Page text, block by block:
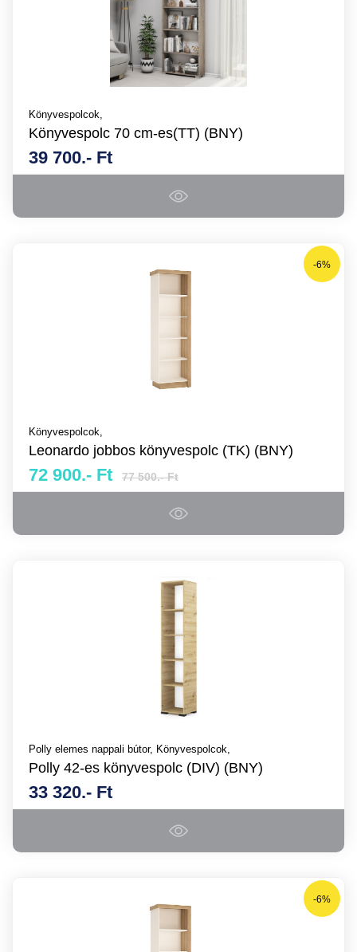
Könyvespolcok,
Könyvespolc 70 cm-es(TT) (BNY)
39 700.- Ft
-6%
Könyvespolcok,
Leonardo jobbos könyvespolc (TK) (BNY)
72 900.- Ft 77 500.- Ft
Polly elemes nappali bútor, Könyvespolcok,
Polly 42-es könyvespolc (DIV) (BNY)
33 320.- Ft
-6%